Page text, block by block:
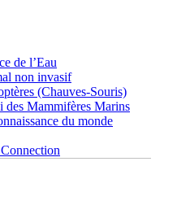
de l’Eau
non invasif
(Chauves-Souris)
des Mammifères Marins
du monde